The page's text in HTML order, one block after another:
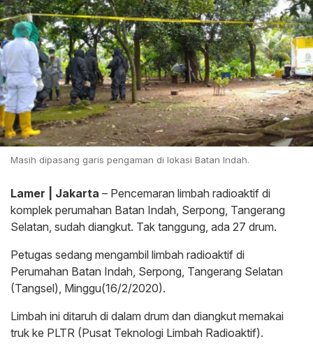
Masih dipasang garis pengaman di lokasi Batan Indah.
Lamer | Jakarta – Pencemaran limbah radioaktif di
komplek perumahan Batan Indah, Serpong, Tangerang
Selatan, sudah diangkut. Tak tanggung, ada 27 drum.
Petugas sedang mengambil limbah radioaktif di
Perumahan Batan Indah, Serpong, Tangerang Selatan
(Tangsel), Minggu(16/2/2020).
Limbah ini ditaruh di dalam drum dan diangkut memakai
truk ke PLTR (Pusat Teknologi Limbah Radioaktif).